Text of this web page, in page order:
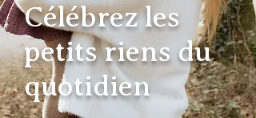
Célébrez les
petits riens du
quotidien